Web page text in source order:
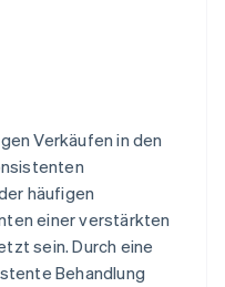
Verkäufen in den
häufigen
einer verstärkten
sein. Durch eine
Behandlung